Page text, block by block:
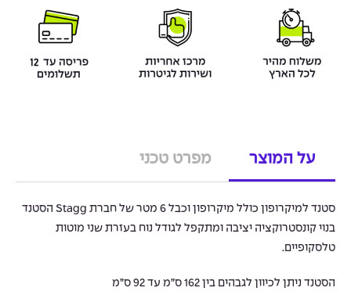
על המוצר מפרט טכני
סטנד למיקרופון כולל מיקרופון וכבל 6 מטר של חברת Stagg הסטנד
בנוי קונסטרוקציה יציבה ומתקפל לגודל נוח בעזרת שני מוטות
טלסקופיים.
הסטנד ניתן לכיוון לגבהים בין 162 ס”מ עד 92 ס”מ